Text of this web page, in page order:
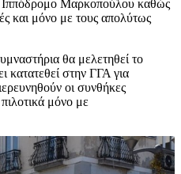
Ιππόδρομο Μαρκοπούλου καθώς
και μόνο με τους απολύτως
θα μελετηθεί το
κατατεθεί στην ΓΓΑ για
οι συνθήκες
μόνο με